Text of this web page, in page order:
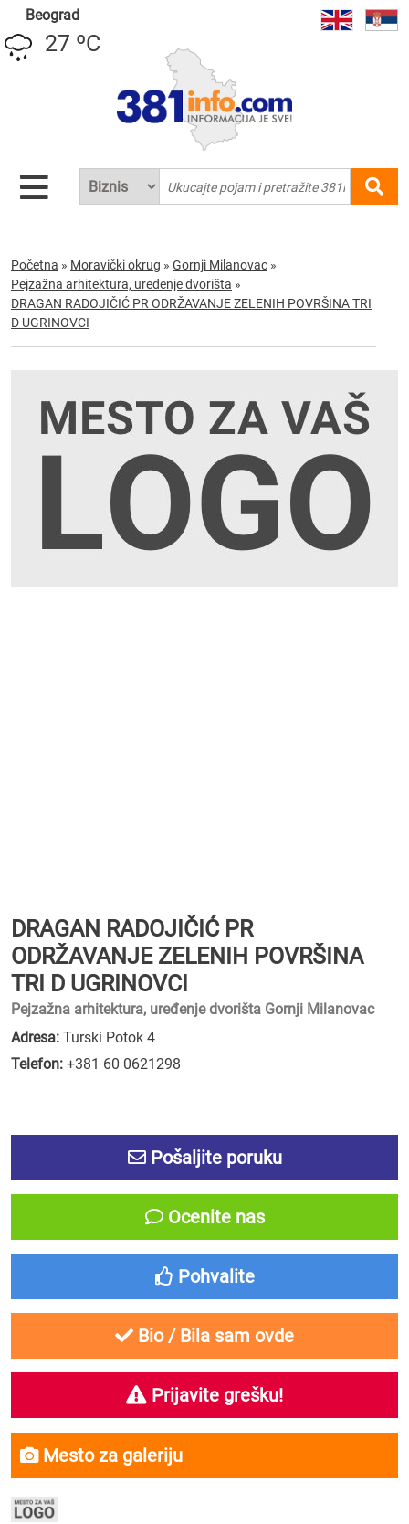
Beograd
27 ºC
Početna » Moravički okrug » Gornji Milanovac »
Pejzažna arhitektura, uređenje dvorišta »
DRAGAN RADOJIČIĆ PR ODRŽAVANJE ZELENIH POVRŠINA TRI
D UGRINOVCI
DRAGAN RADOJIČIĆ PR
ODRŽAVANJE ZELENIH POVRŠINA
TRI D UGRINOVCI
Pejzažna arhitektura, uređenje dvorišta Gornji Milanovac
Adresa: Turski Potok 4
Telefon: +381 60 0621298
Pošaljite poruku
Ocenite nas
Pohvalite
Bio / Bila sam ovde
Prijavite grešku!
Mesto za galeriju